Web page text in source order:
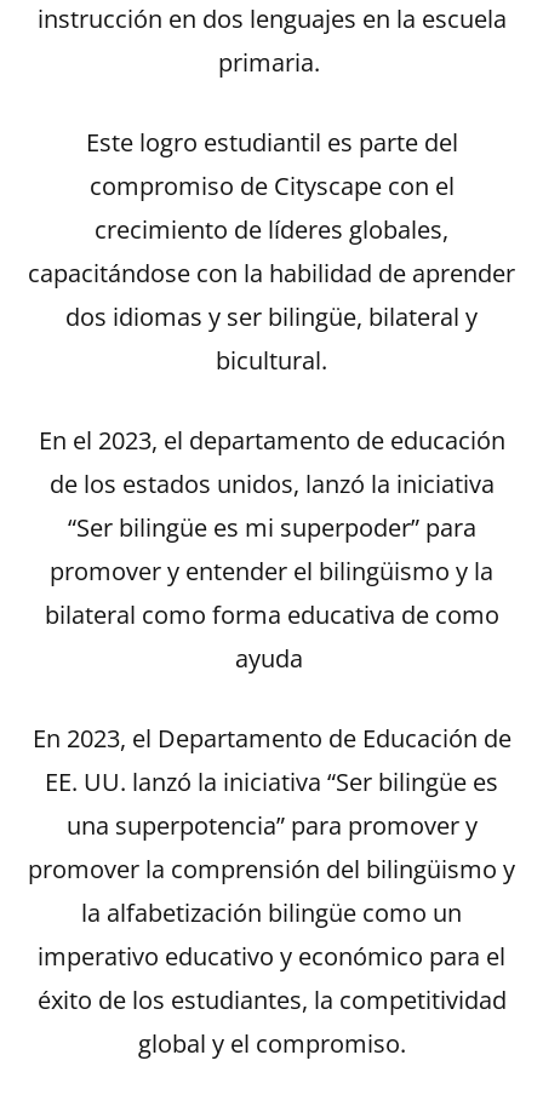
instrucción en dos lenguajes en la escuela
primaria.
Este logro estudiantil es parte del
compromiso de Cityscape con el
crecimiento de líderes globales,
capacitándose con la habilidad de aprender
dos idiomas y ser bilingüe, bilateral y
bicultural.
En el 2023, el departamento de educación
de los estados unidos, lanzó la iniciativa
“Ser bilingüe es mi superpoder” para
promover y entender el bilingüismo y la
bilateral como forma educativa de como
ayuda
En 2023, el Departamento de Educación de
EE. UU. lanzó la iniciativa “Ser bilingüe es
una superpotencia” para promover y
promover la comprensión del bilingüismo y
la alfabetización bilingüe como un
imperativo educativo y económico para el
éxito de los estudiantes, la competitividad
global y el compromiso.